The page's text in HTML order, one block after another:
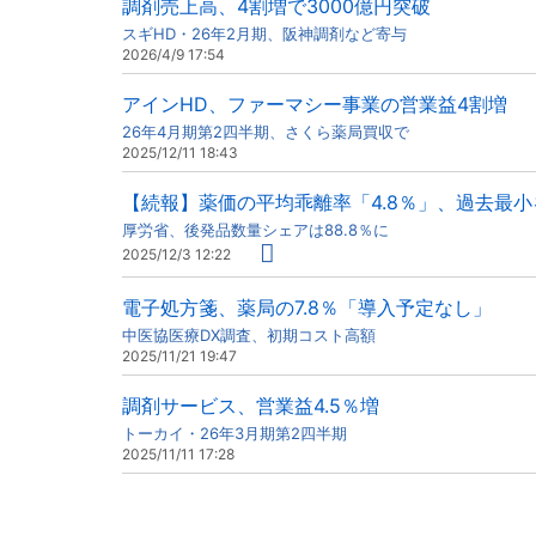
調剤売上高、4割増で3000億円突破
スギHD・26年2月期、阪神調剤など寄与
2026/4/9 17:54
アインHD、ファーマシー事業の営業益4割増
26年4月期第2四半期、さくら薬局買収で
2025/12/11 18:43
【続報】薬価の平均乖離率「4.8％」、過去最
厚労省、後発品数量シェアは88.8％に
2025/12/3 12:22
電子処方箋、薬局の7.8％「導入予定なし」
中医協医療DX調査、初期コスト高額
2025/11/21 19:47
調剤サービス、営業益4.5％増
トーカイ・26年3月期第2四半期
2025/11/11 17:28